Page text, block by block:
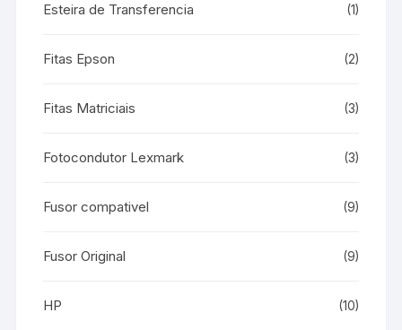
Esteira de Transferencia (1)
Fitas Epson (2)
Fitas Matriciais (3)
Fotocondutor Lexmark (3)
Fusor compativel (9)
Fusor Original (9)
HP (10)